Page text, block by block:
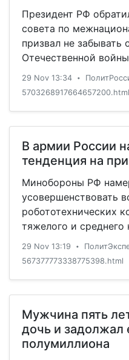
Президент РФ
совета по
призвал не забывать
Отечественной
29 Nov 13:34 •
5703268917664657200.html
В армии России
тенденция на
Минобороны РФ
усовершенствовать
робототехнических
тяжелого и
«Соратник». С таким
газете «Красная
29 Nov 13:19 •
567377773338775398.html
Мужчина пять
дочь и задолжал
полумиллиона